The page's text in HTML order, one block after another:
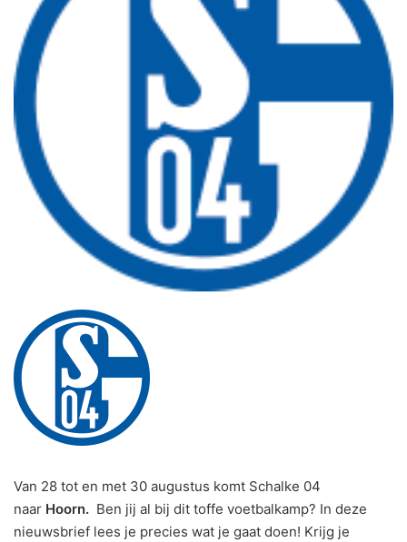
Van 28 tot en met 30 augustus komt Schalke 04
naar Hoorn. Ben jij al bij dit toffe voetbalkamp? In deze
nieuwsbrief lees je precies wat je gaat doen! Krijg je